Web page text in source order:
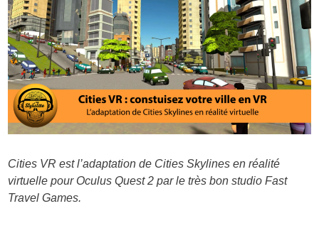
Cities VR est l’adaptation de Cities Skylines en réalité
virtuelle pour Oculus Quest 2 par le très bon studio Fast
Travel Games.